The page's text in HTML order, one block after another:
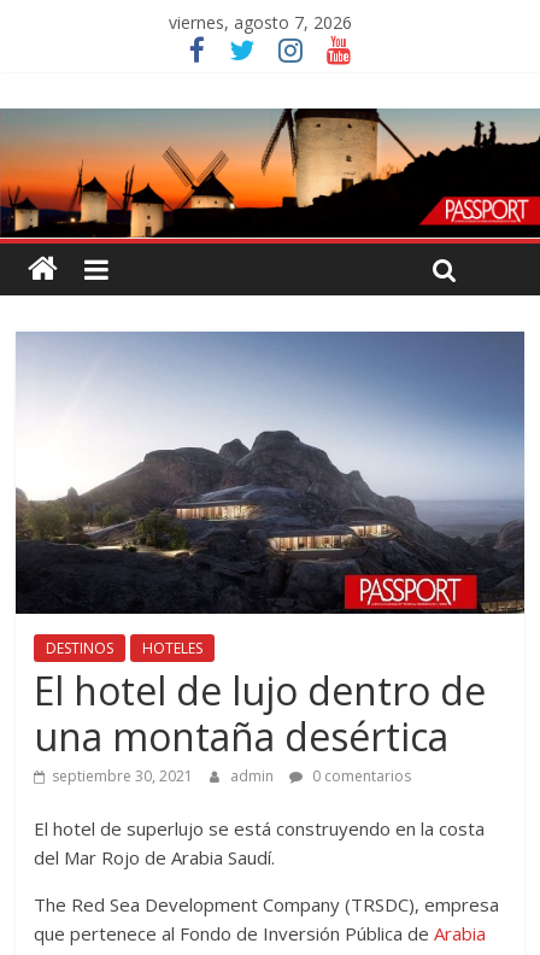
viernes, agosto 7, 2026
DESTINOS HOTELES
El hotel de lujo dentro de
una montaña desértica
septiembre 30, 2021 admin 0 comentarios
El hotel de superlujo se está construyendo en la costa
del Mar Rojo de Arabia Saudí.
The Red Sea Development Company (TRSDC), empresa
que pertenece al Fondo de Inversión Pública deArabia